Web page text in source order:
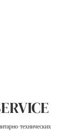
технических